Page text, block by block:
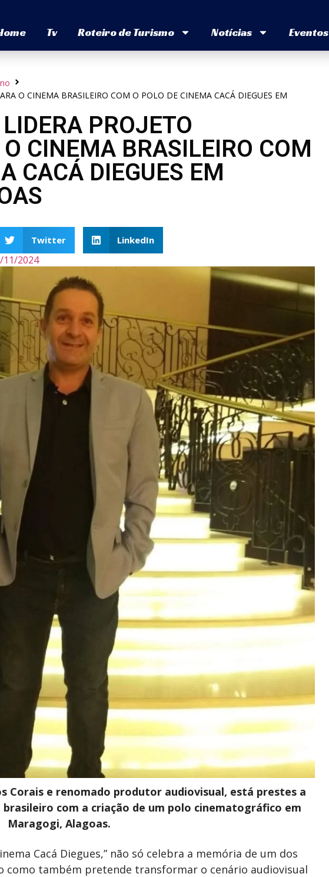
Tv Roteiro de Turismo Notícias Eventos
O CINEMA BRASILEIRO COM O POLO DE CINEMA CACÁ DIEGUES EM
PROJETO
CINEMA BRASILEIRO COM
CACÁ DIEGUES EM
Twitter LinkedIn
11/2024
Corais e renomado produtor audiovisual, está prestes a
com a criação de um polo cinematográfico em
Maragogi, Alagoas.
Cacá Diegues,” não só celebra a memória de um dos
como também pretende transformar o cenário audiovisual